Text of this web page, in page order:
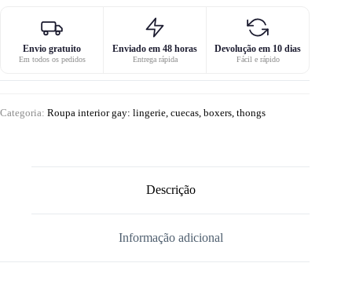
Envio gratuito
Em todos os pedidos
Enviado em 48 horas
Entrega rápida
Devolução em 10 dias
Fácil e rápido
Categoria: Roupa interior gay: lingerie, cuecas, boxers, thongs
Descrição
Informação adicional